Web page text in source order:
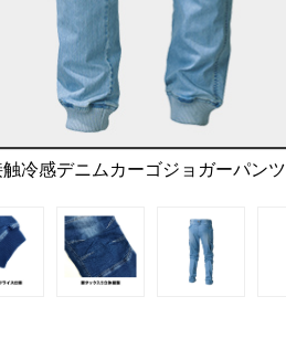
冷感デニムカーゴジョガーパンツ